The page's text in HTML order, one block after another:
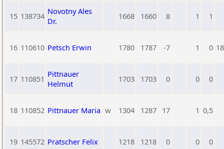
15 138734 Novotny Ales
Dr.
1668 1660 8 1 1
16 110610 Petsch Erwin 1780 1787 -7 1 0
17 110851 Pittnauer
Helmut
1703 1703 0 0 0
18 110852 Pittnauer Maria w 1304 1287 17 1 0,5
19 145572 Pratscher Felix 1218 1218 0 0 0